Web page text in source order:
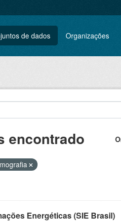
de dados Organizações
encontrado
Energéticas (SIE Brasil)